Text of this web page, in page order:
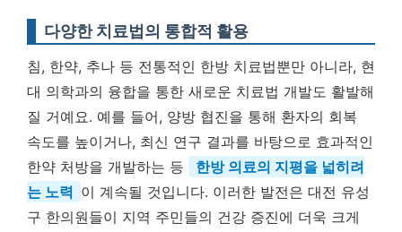
다양한 치료법의 통합적 활용
침, 한약, 추나 등 전통적인 한방 치료법뿐만 아니라, 현
대 의학과의 융합을 통한 새로운 치료법 개발도 활발해
질 거예요. 예를 들어, 양방 협진을 통해 환자의 회복
속도를 높이거나, 최신 연구 결과를 바탕으로 효과적인
한약 처방을 개발하는 등
한방 의료의 지평을 넓히려
는 노력 이 계속될 것입니다. 이러한 발전은 대전 유성
구 한의원들이 지역 주민들의 건강 증진에 더욱 크게